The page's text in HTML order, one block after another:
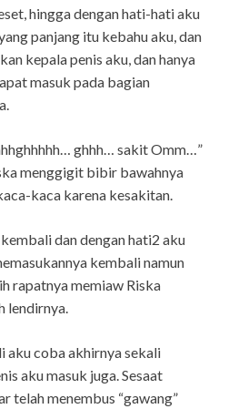
hingga dengan hati-hati aku
panjang itu kebahu aku, dan
kepala penis aku, dan hanya
masuk pada bagian
ghhh… sakit Omm…”
menggigit bibir bawahnya
kaca karena kesakitan.
dan dengan hati2 aku
kembali namun
rapatnya memiaw Riska
lendirnya.
aku coba akhirnya sekali
aku masuk juga. Sesaat
telah menembus “gawang”